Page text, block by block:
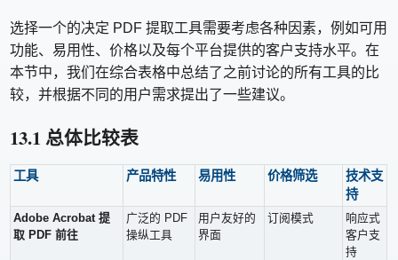
选择一个的决定 PDF 提取工具需要考虑各种因素，例如可用
功能、易用性、价格以及每个平台提供的客户支持水平。在
本节中，我们在综合表格中总结了之前讨论的所有工具的比
较，并根据不同的用户需求提出了一些建议。
13.1 总体比较表
工具 产品特性 易用性 价格筛选
技术支
持
Adobe Acrobat 提
取 PDF 前往
广泛的 PDF
操纵工具
用户友好的
界面
订阅模式
响应式
客户支
持